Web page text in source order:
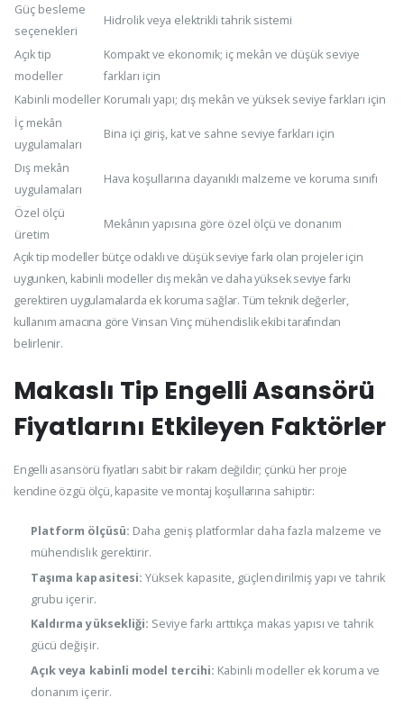
Güç besleme
seçenekleri
Hidrolik veya elektrikli tahrik sistemi
Açık tip
modeller
Kompakt ve ekonomik; iç mekân ve düşük seviye
farkları için
Kabinli modeller Korumalı yapı; dış mekân ve yüksek seviye farkları için
İç mekân
uygulamaları
Bina içi giriş, kat ve sahne seviye farkları için
Dış mekân
uygulamaları
Hava koşullarına dayanıklı malzeme ve koruma sınıfı
Özel ölçü
üretim
Mekânın yapısına göre özel ölçü ve donanım
Açık tip modeller bütçe odaklı ve düşük seviye farkı olan projeler için
uygunken, kabinli modeller dış mekân ve daha yüksek seviye farkı
gerektiren uygulamalarda ek koruma sağlar. Tüm teknik değerler,
kullanım amacına göre Vinsan Vinç mühendislik ekibi tarafından
belirlenir.
Makaslı Tip Engelli Asansörü
Fiyatlarını Etkileyen Faktörler
Engelli asansörü fiyatları sabit bir rakam değildir; çünkü her proje
kendine özgü ölçü, kapasite ve montaj koşullarına sahiptir:
Platform ölçüsü: Daha geniş platformlar daha fazla malzeme ve
mühendislik gerektirir.
Taşıma kapasitesi: Yüksek kapasite, güçlendirilmiş yapı ve tahrik
grubu içerir.
Kaldırma yüksekliği: Seviye farkı arttıkça makas yapısı ve tahrik
gücü değişir.
Açık veya kabinli model tercihi: Kabinli modeller ek koruma ve
donanım içerir.